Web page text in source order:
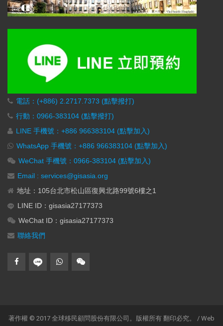
電話：(+886) 2.2717.7373 (點擊撥打)
行動：0966-383104 (點擊撥打)
LINE 手機號：+886 966383104 (點擊加入)
WhatsApp 手機號：+886 966383104 (點擊加入)
WeChat 手機號：0966-383104 (點擊加入)
Email : services@gisasia.org
地址：105台北市松山區復興北路99號6樓之1
LINE ID：gisasia27177373
WeChat ID：gisasia27177373
聯絡我們
著作權 © 2017 全球移民顧問股份有限公司。版權所有 翻印必究。 / Web